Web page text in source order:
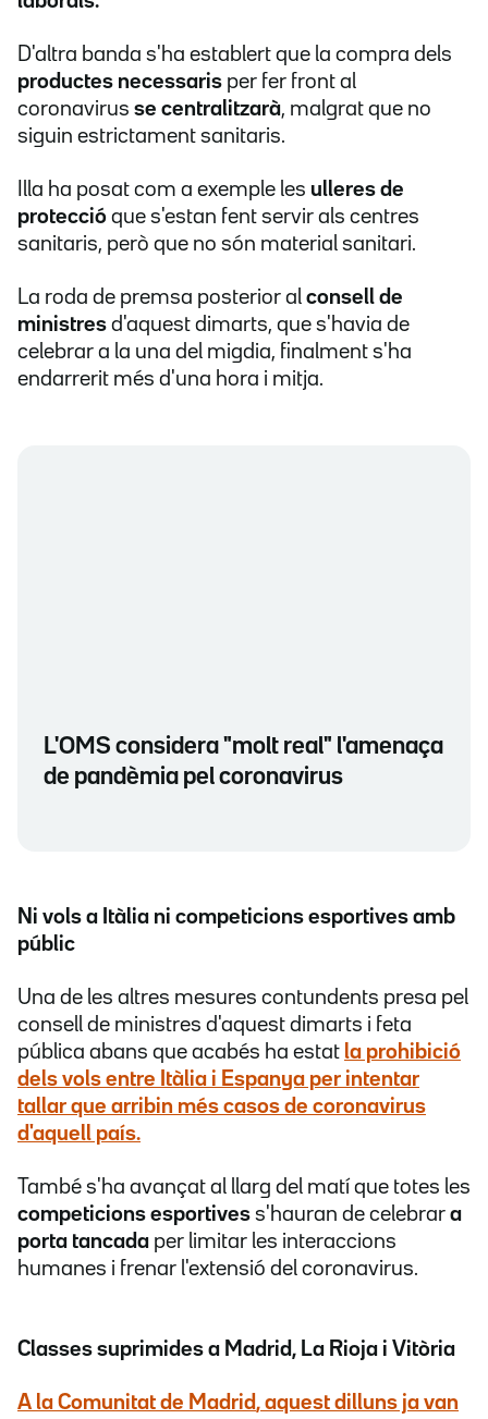
D'altra banda s'ha establert que la compra dels
productes necessaris per fer front al
coronavirus se centralitzarà, malgrat que no
siguin estrictament sanitaris.
Illa ha posat com a exemple les ulleres de
protecció que s'estan fent servir als centres
sanitaris, però que no són material sanitari.
La roda de premsa posterior al consell de
ministres d'aquest dimarts, que s'havia de
celebrar a la una del migdia, finalment s'ha
endarrerit més d'una hora i mitja.
L'OMS considera "molt real" l'amenaça
de pandèmia pel coronavirus
Ni vols a Itàlia ni competicions esportives amb
públic
Una de les altres mesures contundents presa pel
consell de ministres d'aquest dimarts i feta
pública abans que acabés ha estat la prohibició
dels vols entre Itàlia i Espanya per intentar
tallar que arribin més casos de coronavirus
d'aquell país.
També s'ha avançat al llarg del matí que totes les
competicions esportives s'hauran de celebrar a
porta tancada per limitar les interaccions
humanes i frenar l'extensió del coronavirus.
Classes suprimides a Madrid, La Rioja i Vitòria
A la Comunitat de Madrid , aquest dilluns ja van